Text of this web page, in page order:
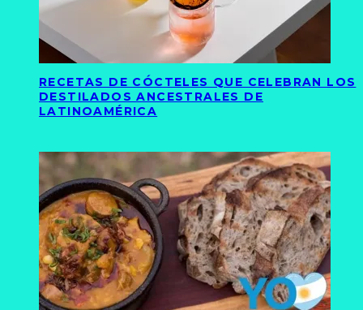
RECETAS DE CÓCTELES QUE CELEBRAN LOS
DESTILADOS ANCESTRALES DE
LATINOAMÉRICA